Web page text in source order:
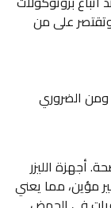
وتقتصر على من
ومن الضروري
أجهزة الليزر
مؤين، مما يعني